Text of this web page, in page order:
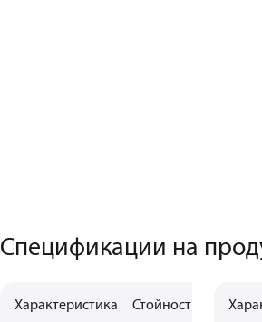
Спецификации на
Характеристика Стойност